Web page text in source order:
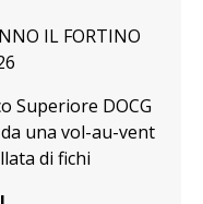
IL FORTINO
Superiore DOCG
una vol-au-vent
di fichi